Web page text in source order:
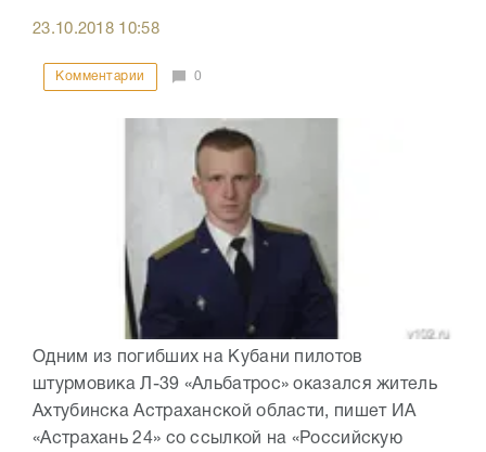
23.10.2018 10:58
Комментарии 0
Одним из погибших на Кубани пилотов
штурмовика Л-39 «Альбатрос» оказался житель
Ахтубинска Астраханской области, пишет ИА
«Астрахань 24» со ссылкой на «Российскую